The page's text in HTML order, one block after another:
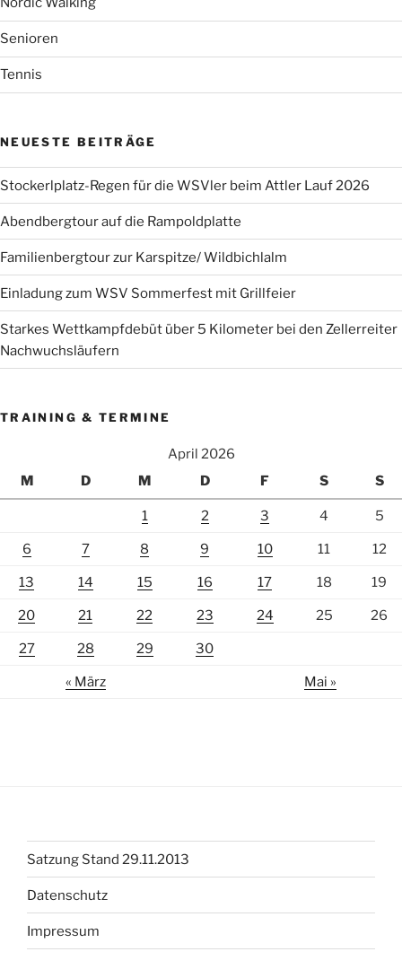
Senioren
Tennis
NEUESTE BEITRÄGE
Stockerlplatz-Regen für die WSVler beim Attler Lauf 2026
Abendbergtour auf die Rampoldplatte
Familienbergtour zur Karspitze/ Wildbichlalm
Einladung zum WSV Sommerfest mit Grillfeier
Starkes Wettkampfdebüt über 5 Kilometer bei den Zellerreiter
Nachwuchsläufern
TRAINING & TERMINE
April 2026
M
D M D F S S
1 2 3 4 5
6 7 8 9 10 11 12
13 14 15 16 17 18 19
20 21 22 23 24 25 26
27 28 29 30
« März Mai »
Satzung Stand 29.11.2013
Datenschutz
Impressum